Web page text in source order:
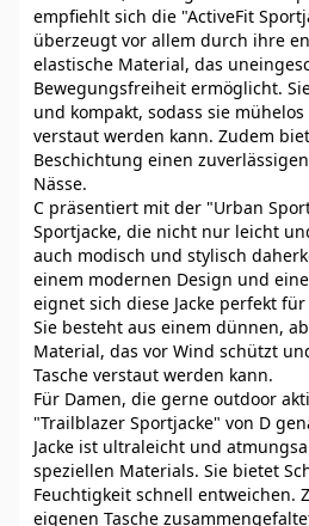
empfiehlt sich die "ActiveFit
überzeugt vor allem durch ihre
elastische Material, das
Bewegungsfreiheit ermöglicht.
und kompakt, sodass sie
verstaut werden kann. Zudem
Beschichtung einen
Nässe.
C präsentiert mit der "Urban
Sportjacke, die nicht nur leicht
auch modisch und stylisch
einem modernen Design und
eignet sich diese Jacke perfekt
Sie besteht aus einem dünnen,
Material, das vor Wind schützt
Tasche verstaut werden kann.
Für Damen, die gerne outdoor
"Trailblazer Sportjacke" von D
Jacke ist ultraleicht und
speziellen Materials. Sie bietet
Feuchtigkeit schnell entweichen.
eigenen Tasche